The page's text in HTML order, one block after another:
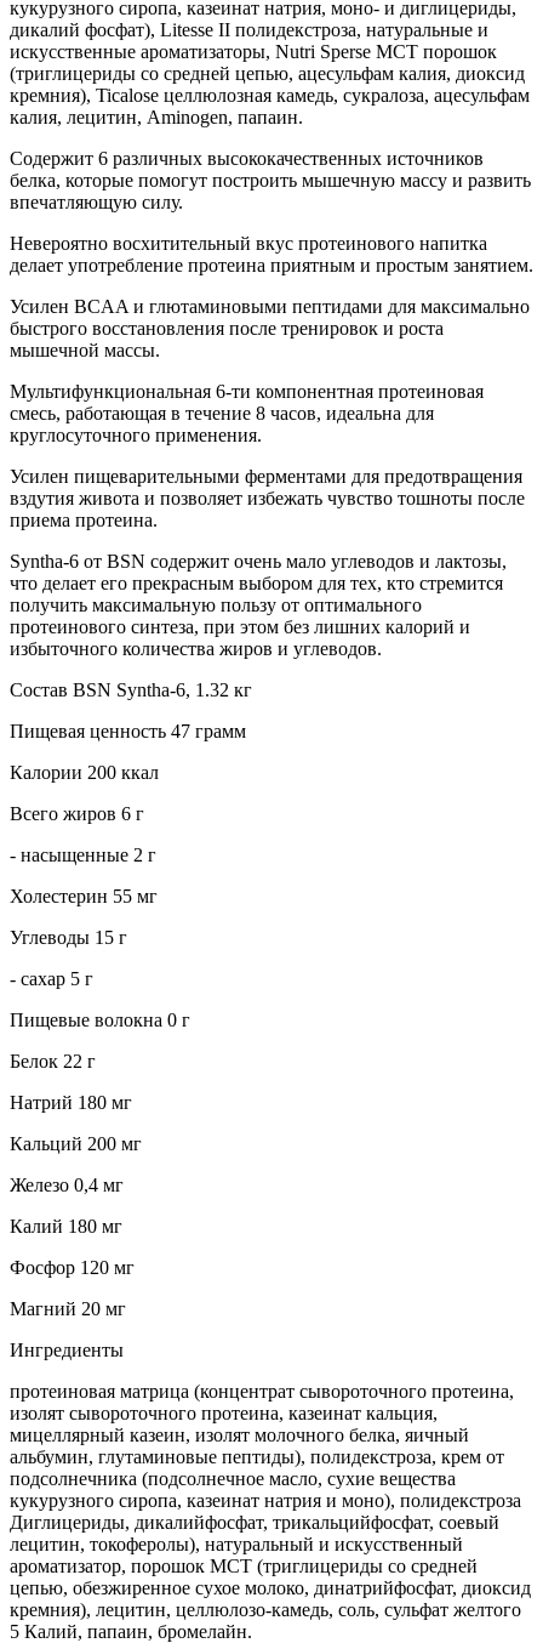
кукурузного сиропа, казеинат натрия, моно- и диглицериды,
дикалий фосфат), Litesse II полидекстроза, натуральные и
искусственные ароматизаторы, Nutri Sperse MCT порошок
(триглицериды со средней цепью, ацесульфам калия, диоксид
кремния), Ticalose целлюлозная камедь, сукралоза, ацесульфам
калия, лецитин, Aminogen, папаин.
Содержит 6 различных высококачественных источников
белка, которые помогут построить мышечную массу и развить
впечатляющую силу.
Невероятно восхитительный вкус протеинового напитка
делает употребление протеина приятным и простым занятием.
Усилен BCAA и глютаминовыми пептидами для максимально
быстрого восстановления после тренировок и роста
мышечной массы.
Мультифункциональная 6-ти компонентная протеиновая
смесь, работающая в течение 8 часов, идеальна для
круглосуточного применения.
Усилен пищеварительными ферментами для предотвращения
вздутия живота и позволяет избежать чувство тошноты после
приема протеина.
Syntha-6 от BSN содержит очень мало углеводов и лактозы,
что делает его прекрасным выбором для тех, кто стремится
получить максимальную пользу от оптимального
протеинового синтеза, при этом без лишних калорий и
избыточного количества жиров и углеводов.
Состав BSN Syntha-6, 1.32 кг
Пищевая ценность 47 грамм
Калории 200 ккал
Всего жиров 6 г
- насыщенные 2 г
Холестерин 55 мг
Углеводы 15 г
- сахар 5 г
Пищевые волокна 0 г
Белок 22 г
Натрий 180 мг
Кальций 200 мг
Железо 0,4 мг
Калий 180 мг
Фосфор 120 мг
Магний 20 мг
Ингредиенты
протеиновая матрица (концентрат сывороточного протеина,
изолят сывороточного протеина, казеинат кальция,
мицеллярный казеин, изолят молочного белка, яичный
альбумин, глутаминовые пептиды), полидекстроза, крем от
подсолнечника (подсолнечное масло, сухие вещества
кукурузного сиропа, казеинат натрия и моно), полидекстроза
Диглицериды, дикалийфосфат, трикальцийфосфат, соевый
лецитин, токоферолы), натуральный и искусственный
ароматизатор, порошок МСТ (триглицериды со средней
цепью, обезжиренное сухое молоко, динатрийфосфат, диоксид
кремния), лецитин, целлюлозо-камедь, соль, сульфат желтого
5 Калий, папаин, бромелайн.